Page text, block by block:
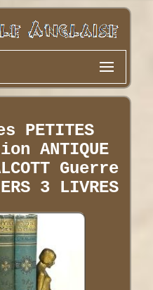
PETITES
ANTIQUE
Guerre
3 LIVRES